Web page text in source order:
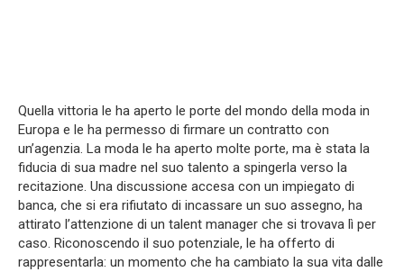
Quella vittoria le ha aperto le porte del mondo della moda in
Europa e le ha permesso di firmare un contratto con
un’agenzia. La moda le ha aperto molte porte, ma è stata la
fiducia di sua madre nel suo talento a spingerla verso la
recitazione. Una discussione accesa con un impiegato di
banca, che si era rifiutato di incassare un suo assegno, ha
attirato l’attenzione di un talent manager che si trovava lì per
caso. Riconoscendo il suo potenziale, le ha offerto di
rappresentarla: un momento che ha cambiato la sua vita dalle